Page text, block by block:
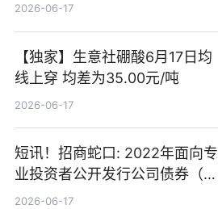
2026-06-17
【独家】生意社硼酸6月17日均
线上穿 均差为35.00元/吨
2026-06-17
短讯！招商蛇口: 2022年面向专
业投资者公开发行公司债券（第
二期）（品种二）2026年付息公
2026-06-17